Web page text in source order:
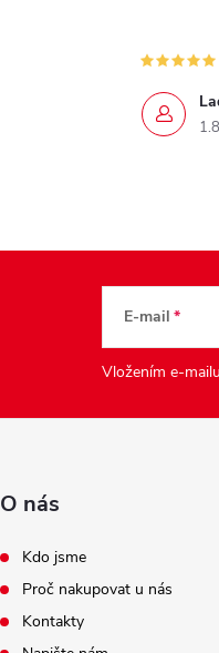
E-mail
Vložením e-
O nás
Kdo jsme
Proč nakupovat u nás
Kontakty